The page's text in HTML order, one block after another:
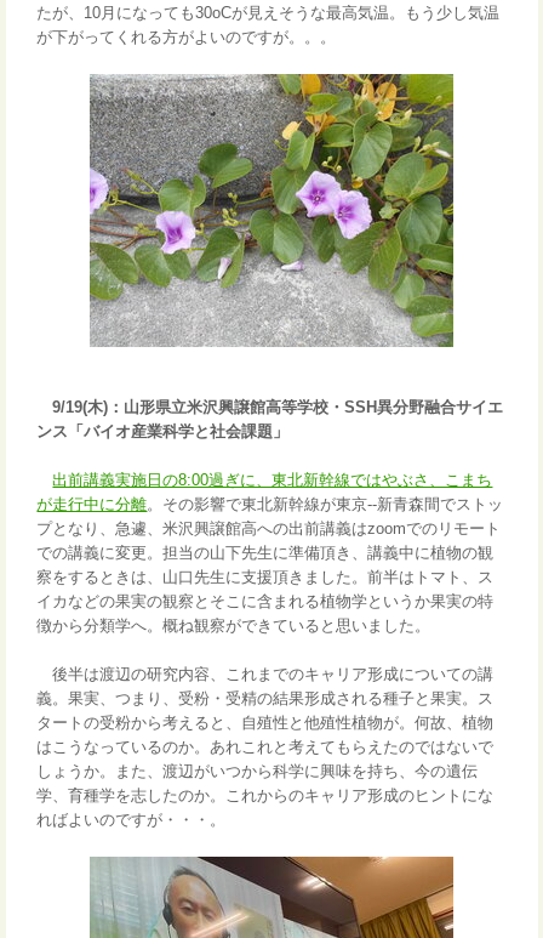
たが、10月になっても30oCが見えそうな最高気温。もう少し気温
が下がってくれる方がよいのですが。。。
9/19(木)：山形県立米沢興譲館高等学校・SSH異分野融合サイエ
ンス「バイオ産業科学と社会課題」
出前講義実施日の8:00過ぎに、東北新幹線ではやぶさ、こまち
が走行中に分離。その影響で東北新幹線が東京--新青森間でストッ
プとなり、急遽、米沢興譲館高への出前講義はzoomでのリモート
での講義に変更。担当の山下先生に準備頂き、講義中に植物の観
察をするときは、山口先生に支援頂きました。前半はトマト、ス
イカなどの果実の観察とそこに含まれる植物学というか果実の特
徴から分類学へ。概ね観察ができていると思いました。
後半は渡辺の研究内容、これまでのキャリア形成についての講
義。果実、つまり、受粉・受精の結果形成される種子と果実。ス
タートの受粉から考えると、自殖性と他殖性植物が。何故、植物
はこうなっているのか。あれこれと考えてもらえたのではないで
しょうか。また、渡辺がいつから科学に興味を持ち、今の遺伝
学、育種学を志したのか。これからのキャリア形成のヒントにな
ればよいのですが・・・。